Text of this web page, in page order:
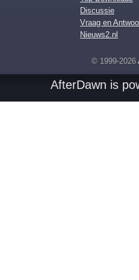
Discussie
Vraag en
Nieuws2.nl
© 1999-2026
AfterDawn is